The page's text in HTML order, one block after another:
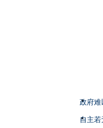
政府难
自主